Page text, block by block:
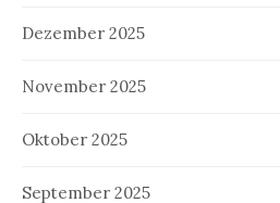
Dezember 2025
November 2025
Oktober 2025
September 2025